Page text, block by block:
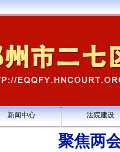
新闻中心 法院建设
聚焦两